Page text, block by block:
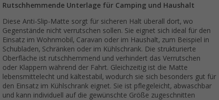
Rutschhemmende Unterlage für Camping und Haushalt
Diese Anti-Slip-Matte sorgt für sicheren Halt überall dort, wo
Gegenstände nicht verrutschen sollen. Sie eignet sich ideal für den
Einsatz im Wohnmobil, Caravan oder im Haushalt, zum Beispiel in
Schubladen, Schränken oder im Kühlschrank. Die strukturierte
Oberfläche ist rutschhemmend und verhindert das Verrutschen
oder Klappern während der Fahrt. Gleichzeitig ist die Matte
lebensmittelecht und kältestabil, wodurch sie sich besonders gut für
den Einsatz im Kühlschrank eignet. Sie ist pflegeleicht, abwaschbar
und kann individuell auf die gewünschte Größe zugeschnitten